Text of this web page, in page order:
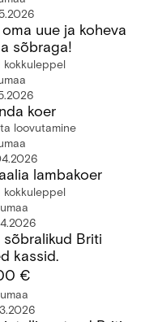
uue ja koheva
sõbraga!
kokkuleppel
koer
loovutamine
lambakoer
kokkuleppel
sõbralikud Briti
kassid.
€